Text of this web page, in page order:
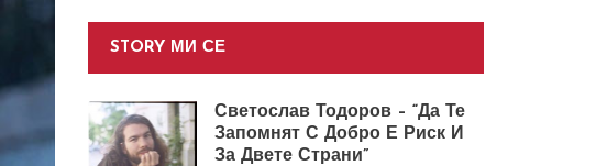
STORY МИ СЕ
Светослав Тодоров – “Да Те
Запомнят С Добро Е Риск И
За Двете Страни”